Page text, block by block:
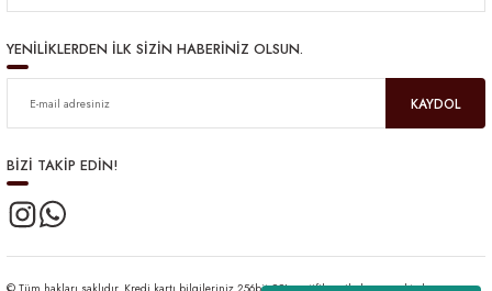
YENİLİKLERDEN İLK SİZİN HABERİNİZ OLSUN.
KAYDOL
BİZİ TAKİP EDİN!